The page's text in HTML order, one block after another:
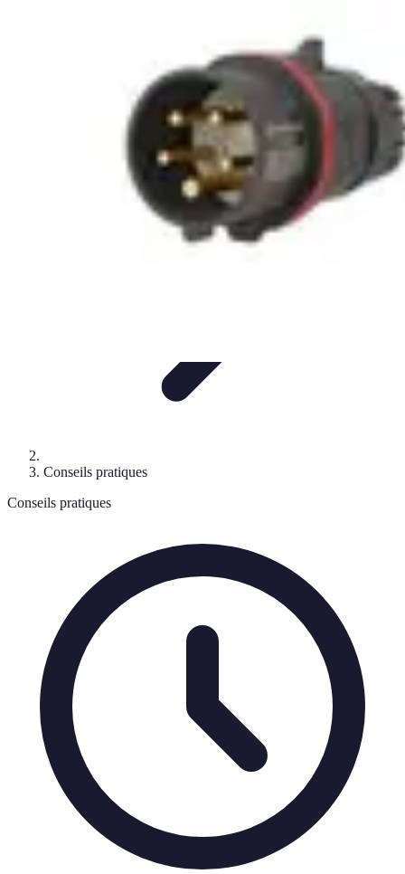
Fibre Internet Maison
Conseils pratiques
Conseils pratiques